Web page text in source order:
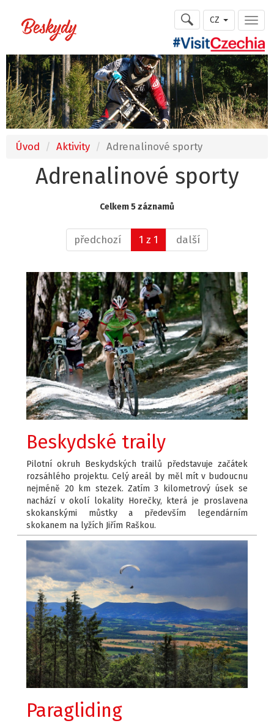
CZ
Úvod Aktivity Adrenalinové sporty
Adrenalinové sporty
Celkem 5 záznamů
předchozí 1 z 1 další
Beskydské traily
Pilotní okruh Beskydských trailů představuje začátek
rozsáhlého projektu. Celý areál by měl mít v budoucnu
nejméně 20 km stezek. Zatím 3 kilometrový úsek se
nachází v okolí lokality Horečky, která je proslavena
skokanskými můstky a především legendárním
skokanem na lyžích Jiřím Raškou.
Paragliding